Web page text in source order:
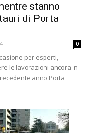
stanno
di Porta
0
per esperti,
le lavorazioni ancora in
anno Porta